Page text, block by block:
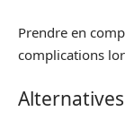
Prendre en
complications